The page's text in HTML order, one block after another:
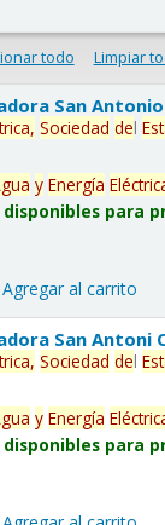
todo Limpiar
San
Sociedad del
y Energía
disponibles para
Agregar al carrito
San Antoni
Sociedad del
y Energía
disponibles para